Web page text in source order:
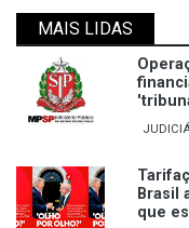
MAIS LIDAS
Brasil
que